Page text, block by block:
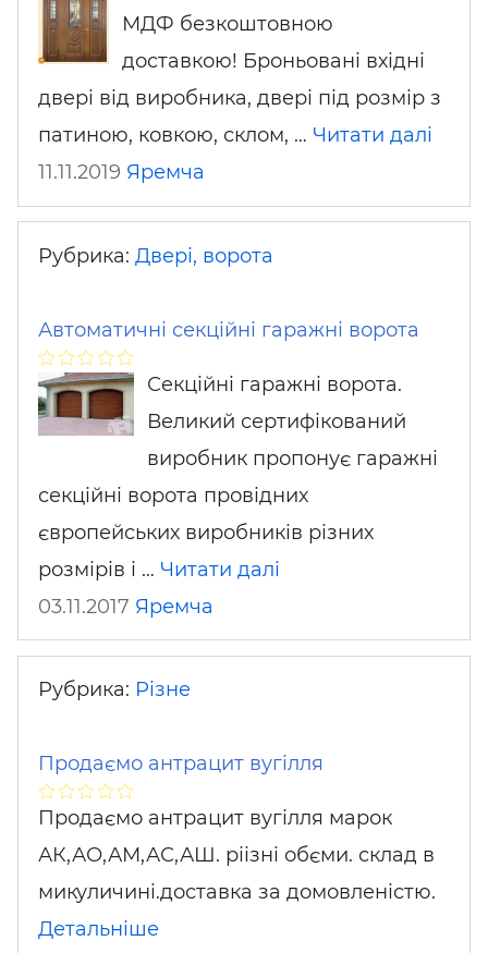
МДФ безкоштовною
доставкою! Броньовані вхідні
двері від виробника, двері під розмір з
патиною, ковкою, склом, … Читати далі
11.11.2019 Яремча
Рубрика: Двері, ворота
Автоматичні секційні гаражні ворота
Секційні гаражні ворота.
Великий сертифікований
виробник пропонує гаражні
секційні ворота провідних
європейських виробників різних
розмірів і … Читати далі
03.11.2017 Яремча
Рубрика: Різне
Продаємо антрацит вугілля
Продаємо антрацит вугілля марок
АК,АО,АМ,АС,АШ. ріізні обєми. склад в
микуличині.доставка за домовленістю.
Детальніше